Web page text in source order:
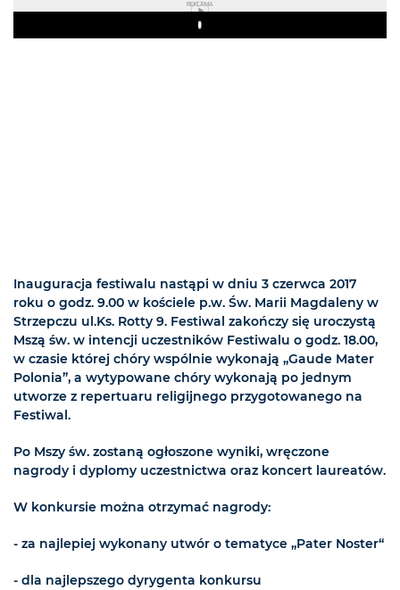
REKLAMA
Play
Inauguracja festiwalu nastąpi w dniu 3 czerwca 2017
roku o godz. 9.00 w kościele p.w. Św. Marii Magdaleny w
Strzepczu ul.Ks. Rotty 9. Festiwal zakończy się uroczystą
Mszą św. w intencji uczestników Festiwalu o godz. 18.00,
w czasie której chóry wspólnie wykonają „Gaude Mater
Polonia”, a wytypowane chóry wykonają po jednym
utworze z repertuaru religijnego przygotowanego na
Festiwal.
Po Mszy św. zostaną ogłoszone wyniki, wręczone
nagrody i dyplomy uczestnictwa oraz koncert laureatów.
W konkursie można otrzymać nagrody:
- za najlepiej wykonany utwór o tematyce „Pater Noster“
- dla najlepszego dyrygenta konkursu